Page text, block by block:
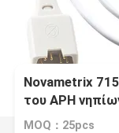
Novametrix
του ΑΡΗ
μπλε έλεγχος
MOQ：25pcs